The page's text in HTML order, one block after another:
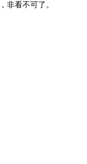
非看不可了。